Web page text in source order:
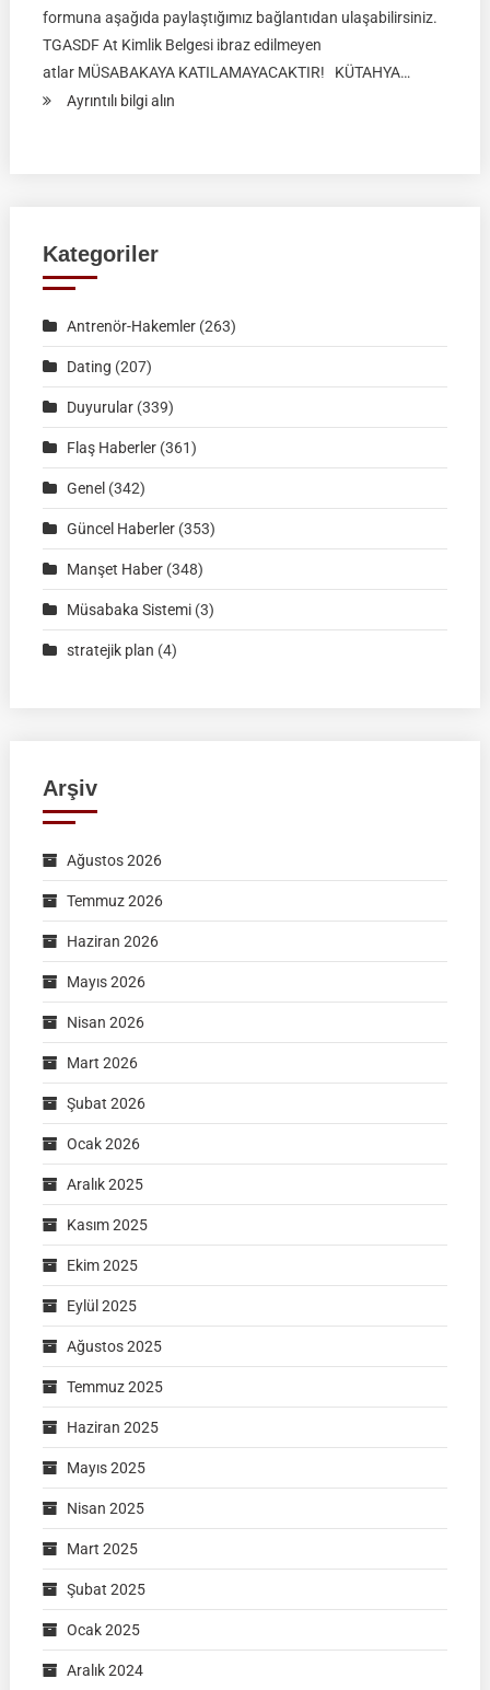
formuna aşağıda paylaştığımız bağlantıdan ulaşabilirsiniz.
TGASDF At Kimlik Belgesi ibraz edilmeyen
atlar MÜSABAKAYA KATILAMAYACAKTIR! KÜTAHYA…
Ayrıntılı bilgi alın:
02
2026
Müsabaka
Ön
Formu
Kategoriler
Antrenör-Hakemler(263)
Dating (207)
Duyurular(339)
Flaş Haberler(361)
Genel (342)
Güncel Haberler(353)
Manşet Haber(348)
Müsabaka Sistemi(3)
stratejik plan (4)
Arşiv
Ağustos 2026
Temmuz 2026
Haziran 2026
Mayıs 2026
Nisan 2026
Mart 2026
Şubat 2026
Ocak 2026
Aralık 2025
Kasım 2025
Ekim 2025
Eylül 2025
Ağustos 2025
Temmuz 2025
Haziran 2025
Mayıs 2025
Nisan 2025
Mart 2025
Şubat 2025
Ocak 2025
Aralık 2024